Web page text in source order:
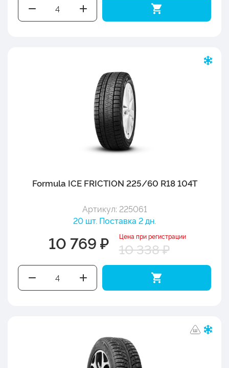
Formula ICE FRICTION 225/60 R18 104T
Артикул: 225061
20 шт. Поставка 2 дн.
10 769 ₽ Цена при регистрации
10 338 ₽